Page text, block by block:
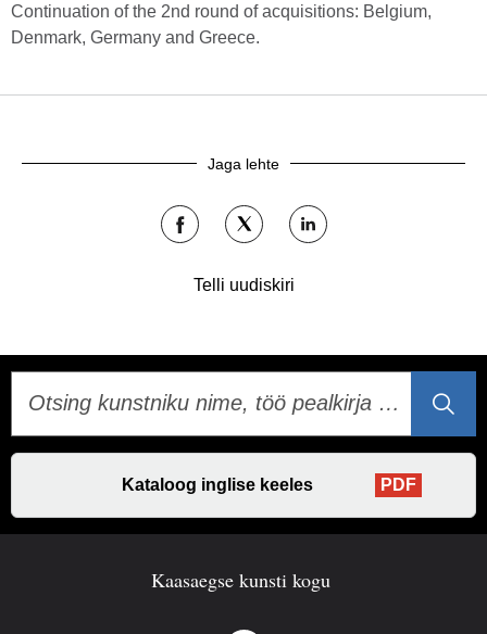
Continuation of the 2nd round of acquisitions: Belgium,
Denmark, Germany and Greece.
Jaga lehte
Jaga:
Facebook
Jaga:
Twitter
Jaga:
LinkedIn
Telli uudiskiri
Kataloog inglise keeles PDF
Kaasaegse kunsti kogu